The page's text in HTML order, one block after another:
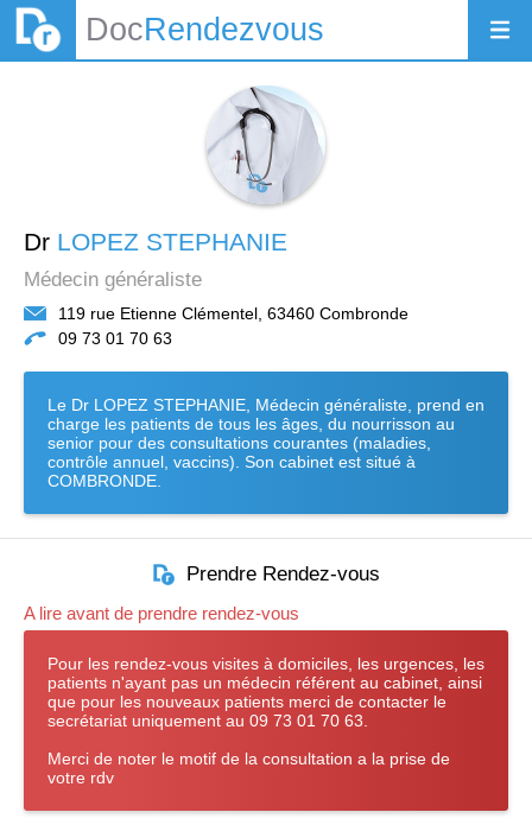
DocRendezvous
Dr LOPEZ STEPHANIE
Médecin généraliste
119 rue Etienne Clémentel, 63460 Combronde
09 73 01 70 63
Le Dr LOPEZ STEPHANIE, Médecin généraliste, prend en
charge les patients de tous les âges, du nourrisson au
senior pour des consultations courantes (maladies,
contrôle annuel, vaccins). Son cabinet est situé à
COMBRONDE.
Prendre Rendez-vous
A lire avant de prendre rendez-vous
Pour les rendez-vous visites à domiciles, les urgences, les
patients n'ayant pas un médecin référent au cabinet, ainsi
que pour les nouveaux patients merci de contacter le
secrétariat uniquement au 09 73 01 70 63.
Merci de noter le motif de la consultation a la prise de
votre rdv